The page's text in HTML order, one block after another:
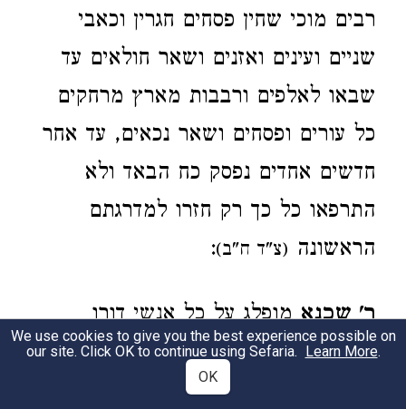
רבים מוכי שחין פסחים חגרין וכאבי
שניים ועינים ואזנים ושאר חולאים עד
שבאו לאלפים ורבבות מארץ מרחקים
כל עורים ופסחים ושאר נכאים, עד אחר
חדשים אחדים נפסק כח הבאד ולא
התרפאו כל כך רק חזרו למדרגתם
הראשונה (צ"ד ח"ב):
ר' שכנאמופלג על כל אנשי דורו
ושמעו יצא ממזרח שמש עד מבואו
והוא מגדולי תלמידיו של יעקב פולק
We use cookies to give you the best experience possible on
our site. Click OK to continue using Sefaria. Learn More.
OK